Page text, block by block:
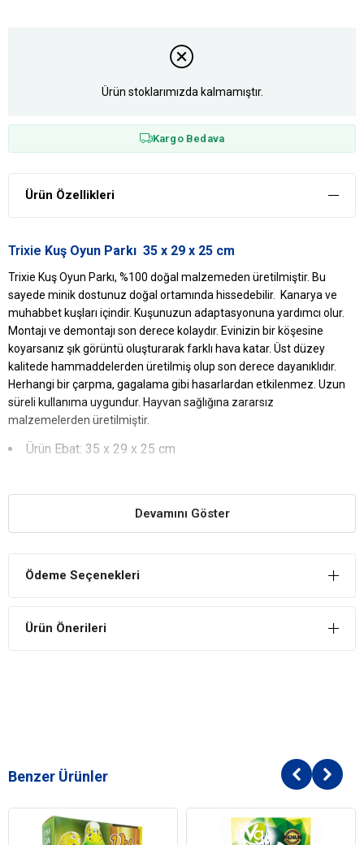
Ürün stoklarımızda kalmamıştır.
Kargo Bedava
Ürün Özellikleri
Trixie Kuş Oyun Parkı 35 x 29 x 25 cm
Trixie Kuş Oyun Parkı, %100 doğal malzemeden üretilmiştir. Bu
sayede minik dostunuz doğal ortamında hissedebilir. Kanarya ve
muhabbet kuşları içindir. Kuşunuzun adaptasyonuna yardımcı olur.
Montajı ve demontajı son derece kolaydır. Evinizin bir köşesine
koyarsanız şık görüntü oluşturarak farklı hava katar. Üst düzey
kalitede hammaddelerden üretilmiş olup son derece dayanıklıdır.
Herhangi bir çarpma, gagalama gibi hasarlardan etkilenmez. Uzun
süreli kullanıma uygundur. Hayvan sağlığına zararsız
malzemelerden üretilmiştir.
Ürün Ebat: 35 x 29 x 25 cm
Montajı oldukça kolay olup hiçbir zorluk oluşturmaz.
Minik dostunuzun keyifli vakit geçirmesini sağlar.
Minik dostunuzun günlük egzersizlerini tamamlamasına yardımcı
Devamını Göster
Ödeme Seçenekleri
Ürün Önerileri
Benzer Ürünler